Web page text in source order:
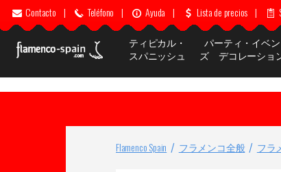
Contacto | Teléfono | Ayuda | Lista de precios |
ティピカル・
スパニッシュ
パーティ・イベ
ズ デコレーショ
Flamenco Spain フラメンコ全般 フラ